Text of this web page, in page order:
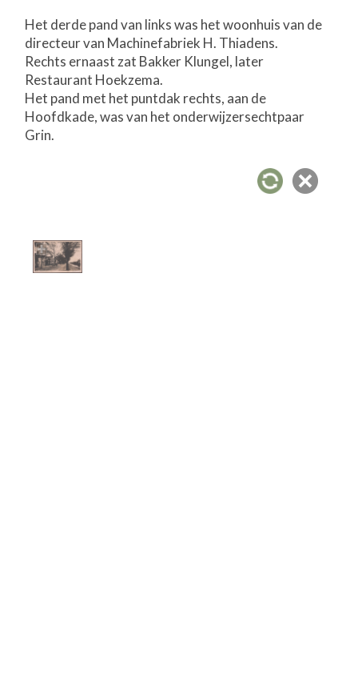
Het derde pand van links was het woonhuis van de
directeur van Machinefabriek H. Thiadens.
Rechts ernaast zat Bakker Klungel, later
Restaurant Hoekzema.
Het pand met het puntdak rechts, aan de
Hoofdkade, was van het onderwijzersechtpaar
Grin.